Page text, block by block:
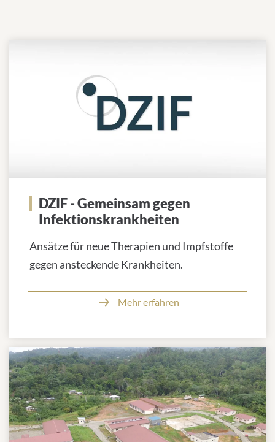
DZIF - Gemeinsam gegen
Infektionskrankheiten
Ansätze für neue Therapien und Impfstoffe
gegen ansteckende Krankheiten.
Mehr erfahren